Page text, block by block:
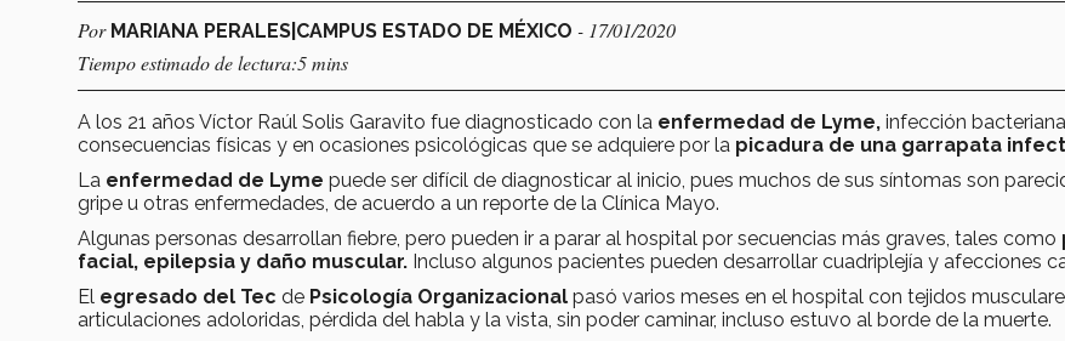
Por MARIANA PERALES|CAMPUS ESTADO DE MÉXICO - 17/01/2020
Tiempo estimado de lectura:5 mins
A los 21 años Víctor Raúl Solis Garavito fue diagnosticado con la enfermedad de Lyme, infección
consecuencias físicas y en ocasiones psicológicas que se adquiere por la picadura de una garrapata
La enfermedad de Lyme puede ser difícil de diagnosticar al inicio, pues muchos de sus síntomas son
gripe u otras enfermedades, de acuerdo a un reporte de la Clínica Mayo.
Algunas personas desarrollan fiebre, pero pueden ir a parar al hospital por secuencias más graves, tales como
facial, epilepsia y daño muscular. Incluso algunos pacientes pueden desarrollar cuadriplejía y afecciones
El egresado del Tec de Psicología Organizacional pasó varios meses en el hospital con tejidos
articulaciones adoloridas, pérdida del habla y la vista, sin poder caminar, incluso estuvo al borde de la muerte.